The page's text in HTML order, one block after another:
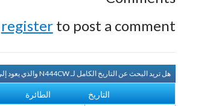
registerto post a comment.
هل تريد البحث عن التاريخ الكامل لـ N444CW والذي يعود إلى عام 1998؟
التاريخ الطائرة